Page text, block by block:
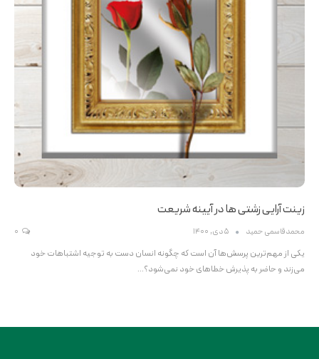
زینت آرایی زشتی ها در آیینه شریعت
محمدقاسمی حمید 5 دی, 1400
یکی از مهم‌ترین پرسش‌ها آن است که چگونه انسان دست به توجیه اشتباهات خود
می‌زند و حاضر به پذیرش خطاهای خود نمی‌شود؟…